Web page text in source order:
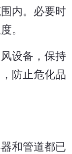
内。必要时
。
设备，保持
防止危化品
和管道都已